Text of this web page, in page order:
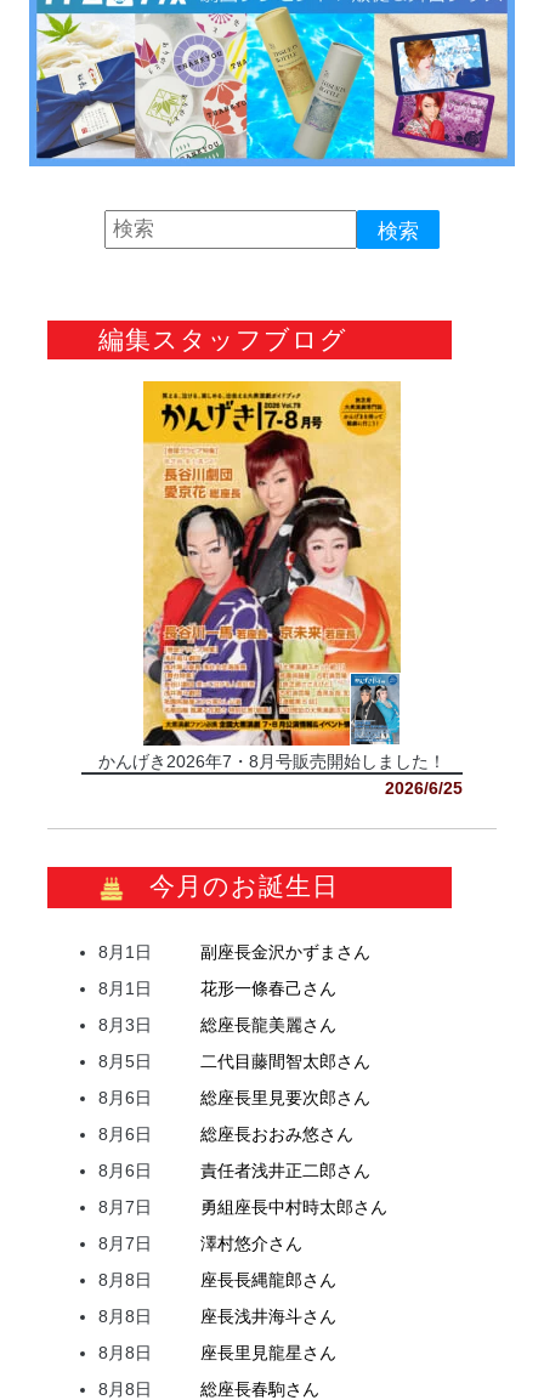
編集スタッフブログ
かんげき2026年7・8月号販売開始しました！
2026/6/25
今月のお誕生日
8月1日 副座長金沢かずま さん
8月1日
花形一條春己さん
8月3日
総座長龍美麗さん
8月5日
二代目藤間智太郎さん
8月6日
総座長里見要次郎さん
8月6日
総座長おおみ悠さん
8月6日
責任者浅井正二郎さん
8月7日
勇組座長中村時太郎さん
8月7日
澤村悠介さん
8月8日
座長長縄龍郎さん
8月8日
座長浅井海斗さん
8月8日
座長里見龍星さん
8月8日
総座長春駒さん